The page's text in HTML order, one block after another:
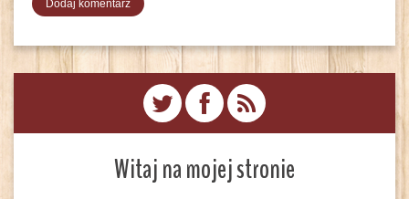
Witaj na mojej stronie